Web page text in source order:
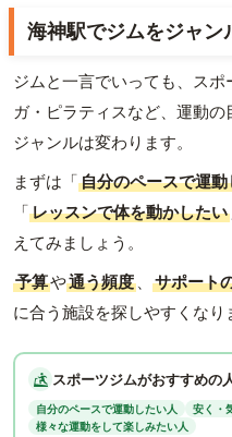
海神駅でジムをジャン
ジムと一言でいっても、ス
ガ・ピラティスなど、運動
ジャンルは変わります。
まずは「自分のペースで運動
「レッスンで体を動かしたい
えてみましょう。
予算や通う頻度 、 サポート
に合う施設を探しやすくなり
スポーツジムがおすすめの
自分のペースで運動したい人
安く・
様々な運動をして楽しみたい人